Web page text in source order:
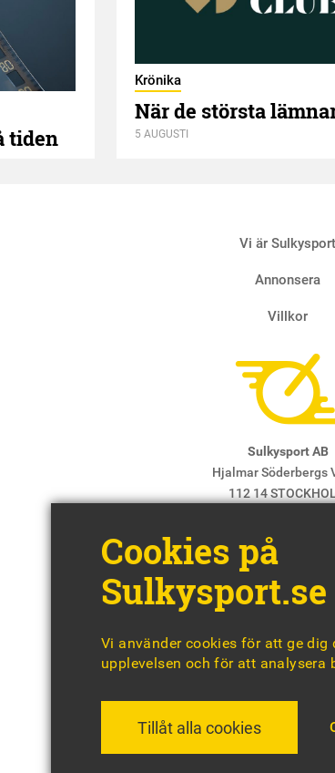
tiden
Krönika
När de största
5 AUGUSTI
Vi är Sulkysport
Annonsera
Villkor
Sulkysport AB
Hjalmar Söderbergs
112 14
Chefredaktör & ansvarig utgivare:
Cookies på
Sulkysport.se
Vi använder cookies för att ge dig
upplevelsen och för att analysera
Tillåt alla cookies